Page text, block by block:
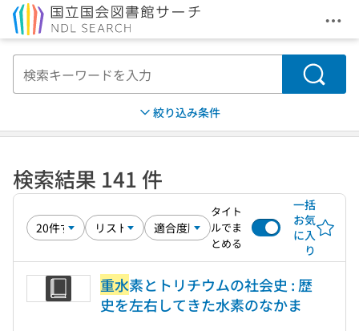
メ
検索
絞り込み条件
検索結果 141 件
タイト
ルでま
とめる
一括
お気
に入
り
重水素とトリチウムの社会史 : 歴
史を左右してきた水素のなかま